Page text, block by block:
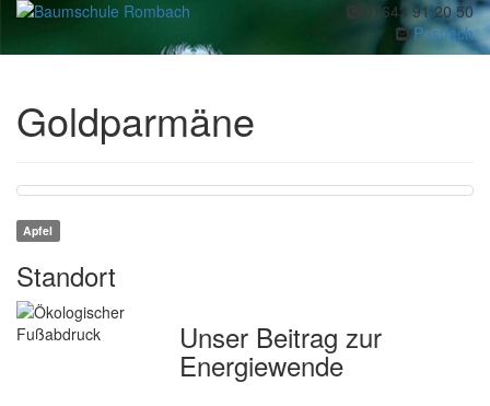
07643 91 20 50
Postfach
Goldparmäne
Apfel
Standort
Unser Beitrag zur
Energiewende